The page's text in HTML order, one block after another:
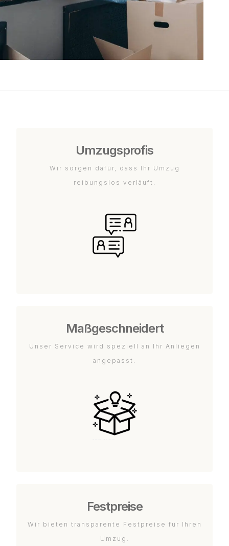
Umzugsprofis
Wir sorgen dafür, dass Ihr Umzug
reibungslos verläuft.
Maßgeschneidert
Unser Service wird speziell an Ihr Anliegen
angepasst.
Festpreise
Wir bieten transparente Festpreise für Ihren
Umzug.